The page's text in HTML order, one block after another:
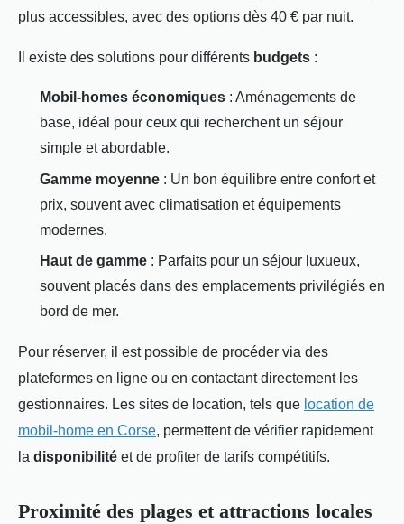
plus accessibles, avec des options dès 40 € par nuit.
Il existe des solutions pour différents budgets :
Mobil-homes économiques : Aménagements de
base, idéal pour ceux qui recherchent un séjour
simple et abordable.
Gamme moyenne : Un bon équilibre entre confort et
prix, souvent avec climatisation et équipements
modernes.
Haut de gamme : Parfaits pour un séjour luxueux,
souvent placés dans des emplacements privilégiés en
bord de mer.
Pour réserver, il est possible de procéder via des
plateformes en ligne ou en contactant directement les
gestionnaires. Les sites de location, tels que location de
mobil-home en Corse, permettent de vérifier rapidement
la disponibilité et de profiter de tarifs compétitifs.
Proximité des plages et attractions locales